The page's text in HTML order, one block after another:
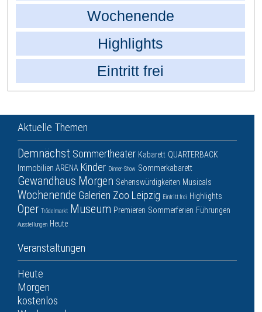
Wochenende
Highlights
Eintritt frei
Aktuelle Themen
Demnächst Sommertheater Kabarett QUARTERBACK
Immobilien ARENA Kinder Dinner-Show Sommerkabarett
Gewandhaus Morgen Sehenswürdigkeiten Musicals
Wochenende Galerien Zoo Leipzig Eintritt frei Highlights
Oper Trödelmarkt Museum Premieren Sommerferien Führungen
Ausstellungen Heute
Veranstaltungen
Heute
Morgen
kostenlos